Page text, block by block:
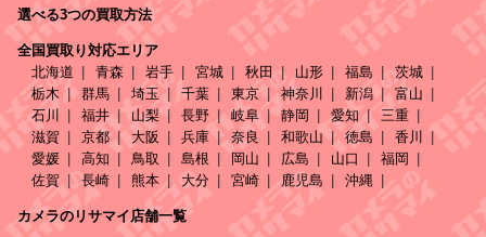
選べる3つの買取方法
全国買取り対応エリア
北海道
青森 岩手 宮城 秋田 山形 福島
茨城
栃木
群馬 埼玉 千葉 東京 神奈川 新潟
富山
石川
福井 山梨 長野 岐阜 静岡 愛知
三重
滋賀
京都 大阪 兵庫 奈良 和歌山 徳島
香川
愛媛
高知 鳥取 島根 岡山 広島 山口
福岡
佐賀
長崎 熊本 大分 宮崎 鹿児島 沖縄
カメラのリサマイ店舗一覧